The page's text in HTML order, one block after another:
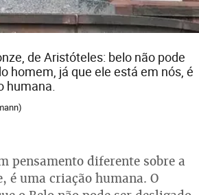
de Aristóteles: belo não pode
homem, já que ele está em nós, é
humana.
pensamento diferente sobre a
é uma criação humana. O